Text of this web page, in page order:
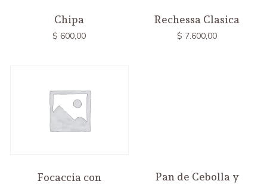
Chipa
$ 600,00
Rechessa Clasica
$ 7.600,00
Focaccia con
Pan de Cebolla y